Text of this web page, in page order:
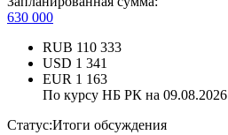
630 000
RUB 110 333
USD 1 341
EUR 1 163
По курсу НБ РК на 09.08.2026
Статус:Итоги обсуждения